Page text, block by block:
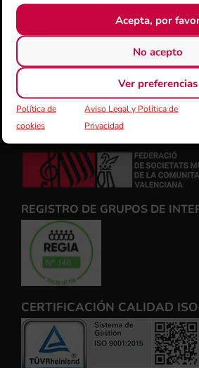
Acepta, por
No acepto
Ver preferencias
Política de
cookies
Aviso Legal y Política de
Privacidad
FSMCV
REGISTRO DE GRUPOS DE
CERTIFICACIÓN CALIDAD